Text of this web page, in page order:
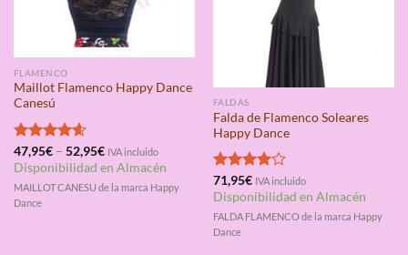
FLAMENCO
Maillot Flamenco Happy Dance
Canesú
Valorado
con4.60
47,95€– 52,95€ IVA incluido
Disponibilidad en Almacén
MAILLOT CANESU de la marca Happy
Dance
FALDAS
Falda de Flamenco Soleares
Happy Dance
Valorado
con4.00
71,95€ IVA incluido
Disponibilidad en Almacén
FALDA FLAMENCO de la marca Happy
Dance